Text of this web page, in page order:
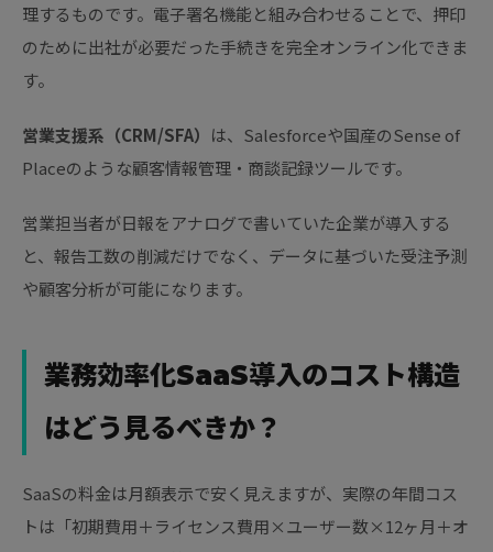
理するものです。電子署名機能と組み合わせることで、押印
のために出社が必要だった手続きを完全オンライン化できま
す。
営業支援系（CRM/SFA） は、Salesforceや国産のSense of
Placeのような顧客情報管理・商談記録ツールです。
営業担当者が日報をアナログで書いていた企業が導入する
と、報告工数の削減だけでなく、データに基づいた受注予測
や顧客分析が可能になります。
業務効率化SaaS導入のコスト構造
はどう見るべきか？
SaaSの料金は月額表示で安く見えますが、実際の年間コス
トは「初期費用＋ライセンス費用×ユーザー数×12ヶ月＋オ